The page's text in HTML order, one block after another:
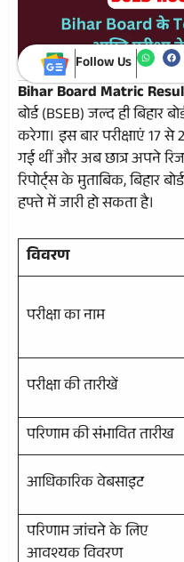
Follow Us
Bihar Board Matric
बोर्ड (BSEB) जल्द ही बिहार
करेगा। इस बार परीक्षाएं
गई थीं और अब छात्र अपने
रिपोर्ट्स के मुताबिक, बिहार
हफ्ते में जारी हो सकता है।
विवरण
परीक्षा का नाम
परीक्षा की तारीखें
परिणाम की संभावित तारीख
आधिकारिक वेबसाइट
परिणाम जांचने के लिए
आवश्यक विवरण